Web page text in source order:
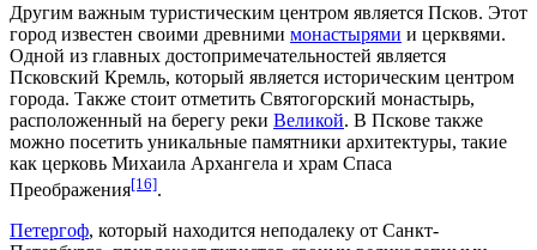
Другим важным туристическим центром является Псков. Этот
город известен своими древними монастырями и церквями.
Одной из главных достопримечательностей является
Псковский Кремль, который является историческим центром
города. Также стоит отметить Святогорский монастырь,
расположенный на берегу реки Великой. В Пскове также
можно посетить уникальные памятники архитектуры, такие
как церковь Михаила Архангела и храм Спаса
Преображения[16].
Петергоф, который находится неподалеку от Санкт-